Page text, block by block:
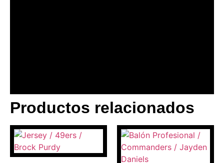
BANNER CON
PROMOCIONES 1
Click Here
Productos relacionados